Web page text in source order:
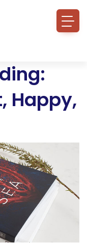
Happy,